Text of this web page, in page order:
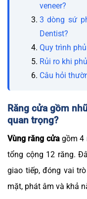
veneer?
3 dòng sứ
Dentist?
Quy trình
Rủi ro khi
Câu hỏi
Răng cửa gồm
quan trọng?
Vùng răng cửagồm 4
tổng cộng 12 răng.
giao tiếp, đóng vai
mặt, phát âm và khả